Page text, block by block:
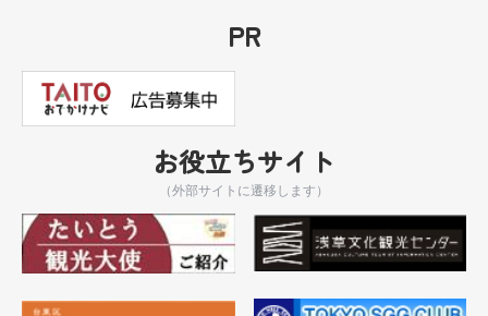
PR
お役立ちサイト
（外部サイトに遷移します）